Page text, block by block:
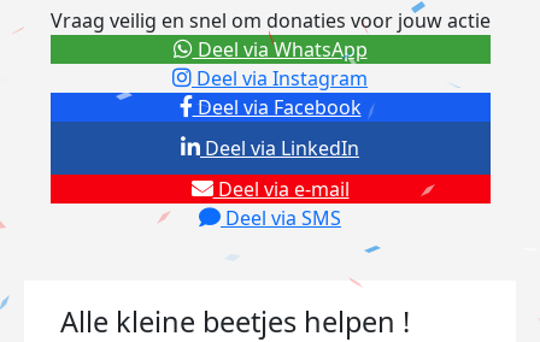
Vraag veilig en snel om donaties voor jouw actie
Deel via Facebook
Deel via Instagram
Deel via e-mail
Deel via SMS
Deel via LinkedIn
Deel via WhatsApp
Alle kleine beetjes helpen !